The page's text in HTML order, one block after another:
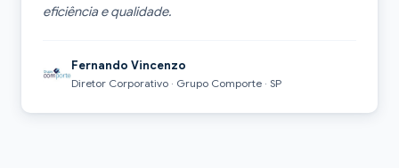
eficiência e qualidade.
Fernando Vincenzo
Diretor Corporativo · Grupo Comporte · SP